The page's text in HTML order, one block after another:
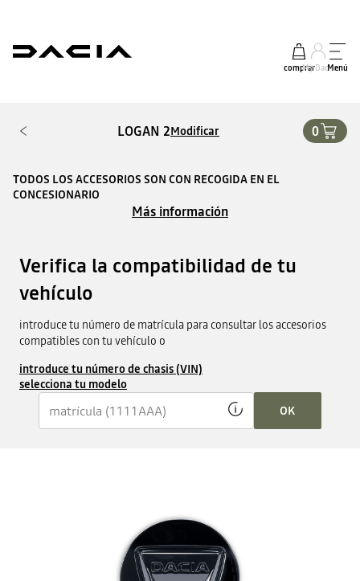
comprarMy DaciaMenú
LOGAN 2Modificar 0
TODOS LOS ACCESORIOS SON CON RECOGIDA EN EL
CONCESIONARIO
Más información
Verifica la compatibilidad de tu
vehículo
introduce tu número de matrícula para consultar los accesorios
compatibles con tu vehículo o
introduce tu número de chasis (VIN)
selecciona tu modelo
OK